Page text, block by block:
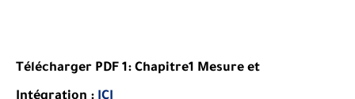
Télécharger PDF 1: Chapitre1 Mesure et